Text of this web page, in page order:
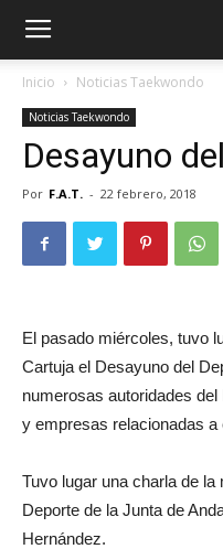
Inicio Noticias Taekwondo
Noticias Taekwondo
Desayuno
Por F.A.T. - 22 febrero, 2018
El pasado miércoles, tuvo
Cartuja el Desayuno del
numerosas autoridades
y empresas relacionadas a
Tuvo lugar una charla de
Deporte de la Junta de
Hernández.